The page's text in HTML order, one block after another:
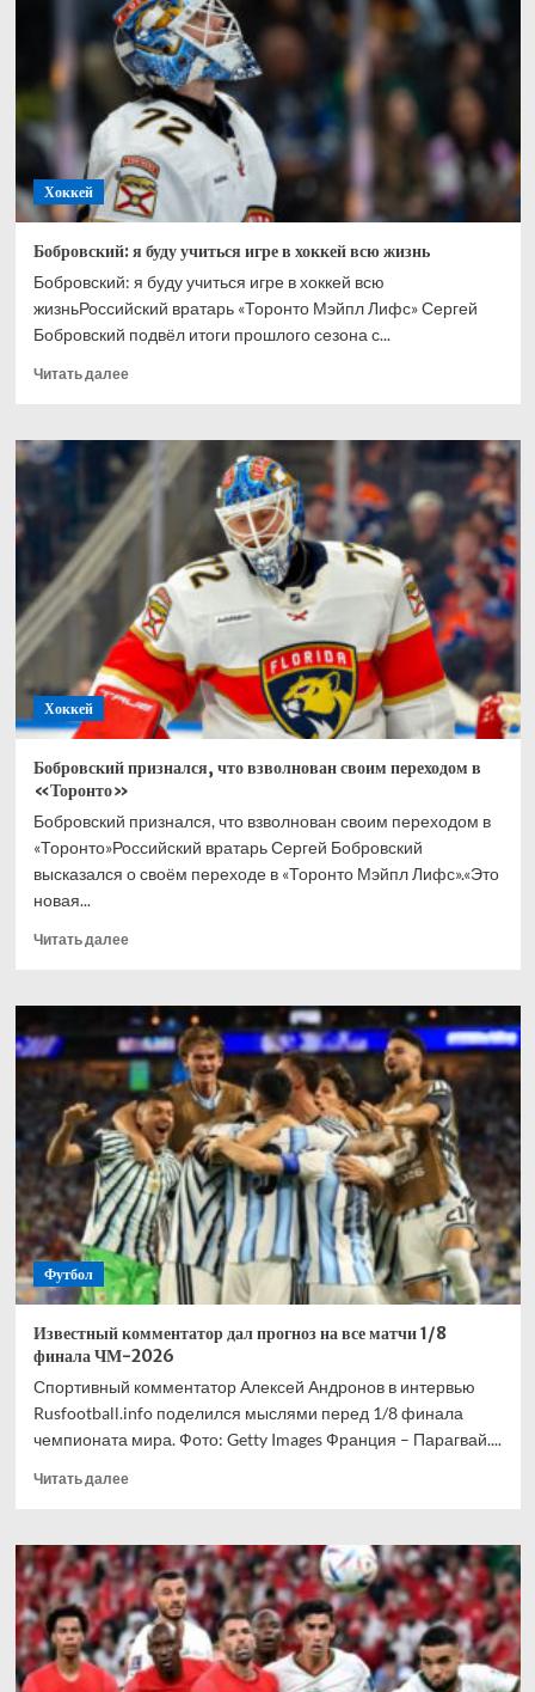
Ахтямове:
рад,
что
могу
способствовать
его
развитию
Хоккей
Бобровский: я буду учиться игре в хоккей всю жизнь
Бобровский: я буду учиться игре в хоккей всю
жизньРоссийский вратарь «Торонто Мэйпл Лифс» Сергей
Бобровский подвёл итоги прошлого сезона с...
Читать далееПрочитать
Бобровский:
буду
учиться
игре
хоккей
всю
жизнь
Хоккей
Бобровский признался, что взволнован своим переходом в
«Торонто»
Бобровский признался, что взволнован своим переходом в
«Торонто»Российский вратарь Сергей Бобровский
высказался о своём переходе в «Торонто Мэйпл Лифс».«Это
новая...
Читать далееПрочитать
Бобровский
признался,
что
взволнован
своим
переходом
в
«Торонто»
Футбол
Известный комментатор дал прогноз на все матчи 1/8
финала ЧМ-2026
Спортивный комментатор Алексей Андронов в интервью
Rusfootball.info поделился мыслями перед 1/8 финала
чемпионата мира. Фото: Getty Images Франция – Парагвай....
Читать далееПрочитать
Известный
комментатор
дал
прогноз
на
все
матчи